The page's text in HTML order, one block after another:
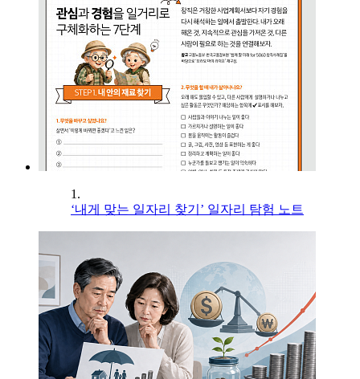
1.
‘내게 맞는 일자리 찾기’ 일자리 탐험 노트